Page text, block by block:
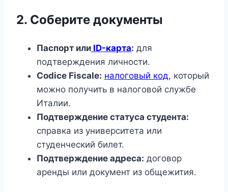
2. Соберите документы
Паспорт или ID-карта: для
подтверждения личности.
Codice Fiscale: налоговый код, который
можно получить в налоговой службе
Италии.
Подтверждение статуса студента:
справка из университета или
студенческий билет.
Подтверждение адреса: договор
аренды или документ из общежития.